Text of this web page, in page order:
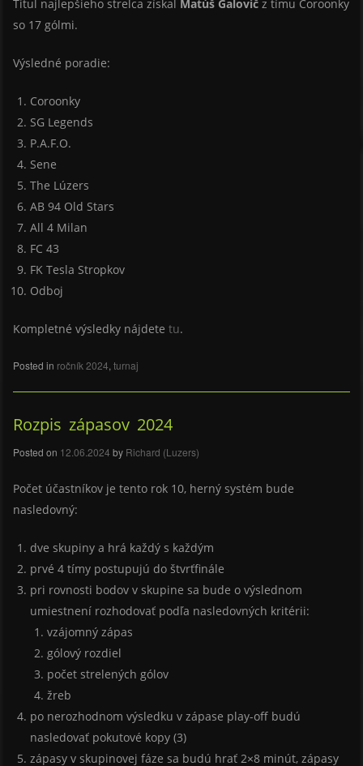
Titul najlepšieho strelca získal Matúš Galovičz tímu Coroonky
so 17 gólmi.
Výsledné poradie:
Coroonky
SG Legends
P.A.F.O.
Sene
The Lúzers
AB 94 Old Stars
All 4 Milan
FC 43
FK Tesla Stropkov
Odboj
Kompletné výsledky nájdete tu.
Posted in ročník 2024,turnaj
Rozpis zápasov 2024
Posted on 12.06.2024 by Richard (Luzers)
Počet účastníkov je tento rok 10, herný systém bude
nasledovný:
dve skupiny a hrá každý s každým
prvé 4 tímy postupujú do štvrťfinále
pri rovnosti bodov v skupine sa bude o výslednom
umiestnení rozhodovať podľa nasledovných kritérii:
vzájomný zápas
gólový rozdiel
počet strelených gólov
žreb
po nerozhodnom výsledku v zápase play-off budú
nasledovať pokutové kopy (3)
zápasy v skupinovej fáze sa budú hrať 2×8 minút, zápasy